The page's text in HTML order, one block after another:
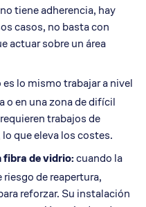
tiene adherencia, hay
casos, no basta con
actuar sobre un área
es lo mismo trabajar a nivel
o en una zona de difícil
trabajos de
que eleva los costes.
fibra de vidrio:cuando la
de reapertura,
reforzar. Su instalación